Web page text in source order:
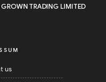
TRADING LIMITED
us